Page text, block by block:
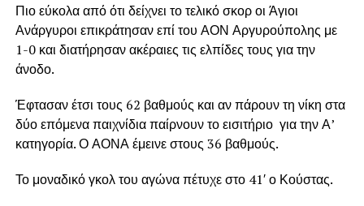
Πιο εύκολα από ότι δείχνει το τελικό σκορ οι Άγιοι
Ανάργυροι επικράτησαν επί του ΑΟΝ Αργυρούπολης με
1-0 και διατήρησαν ακέραιες τις ελπίδες τους για την
άνοδο.
Έφτασαν έτσι τους 62 βαθμούς και αν πάρουν τη νίκη στα
δύο επόμενα παιχνίδια παίρνουν το εισιτήριο για την Α’
κατηγορία. Ο ΑΟΝΑ έμεινε στους 36 βαθμούς.
Το μοναδικό γκολ του αγώνα πέτυχε στο 41′ ο Κούστας.